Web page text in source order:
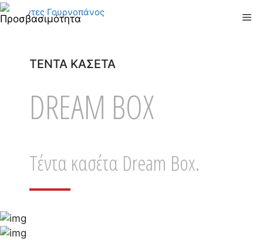
Μετάβαση
σε
ΤΕΝΤΑ ΚΑΣΕΤΑ
DREAM BOX
Τέντα κασέτα Dream Box.